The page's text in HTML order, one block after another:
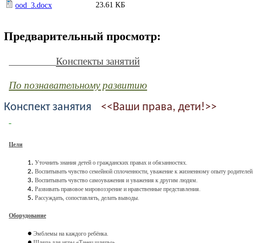
ood_3.docx
23.61 КБ
Предварительный просмотр:
Конспекты занятий
По познавательному развитию
Конспект занятия <<Ваши права, дети!>>
Цели
Уточнить знания детей о гражданских правах и обязанностях.
Воспитывать чувство семейной сплоченности, уважение к жизненному опыту родителей.
Воспитывать чувство самоуважения и уважения к другим людям.
Развивать правовое мировоззрение и нравственные представления.
Рассуждать, сопоставлять, делать выводы.
Оборудование
Эмблемы на каждого ребёнка.